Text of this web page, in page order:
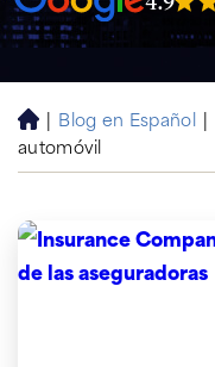
H
o
m
| Blog en Español |
automóvil